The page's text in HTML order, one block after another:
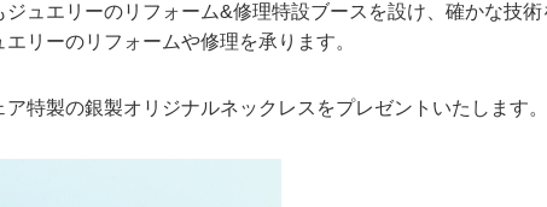
ュエリーのリフォーム&修理特設ブースを設け、確かな技術
リーのリフォームや修理を承ります。
特製の銀製オリジナルネックレスをプレゼントいたします。